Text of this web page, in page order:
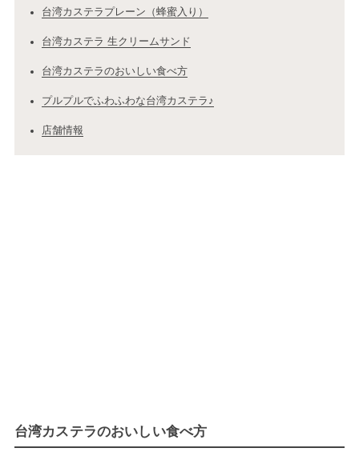
台湾カステラプレーン（蜂蜜入り）
台湾カステラ 生クリームサンド
台湾カステラのおいしい食べ方
プルプルでふわふわな台湾カステラ♪
店舗情報
台湾カステラのおいしい食べ方